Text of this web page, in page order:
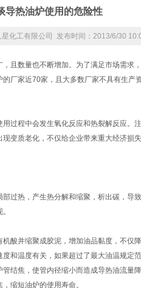
导热油炉使用的危险性
化工有限公司 发布时间：2013/6/30
且数量也不断增加。为了满足市场需求
厂家近70家，且大多数厂家不具有生产
过程中会发生氧化反应和热裂解反应。
变质老化，不仅给企业带来重大经济损
过热，产生热分解和缩聚，析出碳，导
酸并缩聚成胶泥，增加油品黏度，不仅
和温度有关，如果超过了最大油温规定
结焦，使管内径缩小而造成导热油流量
缩短油炉的使用寿命。